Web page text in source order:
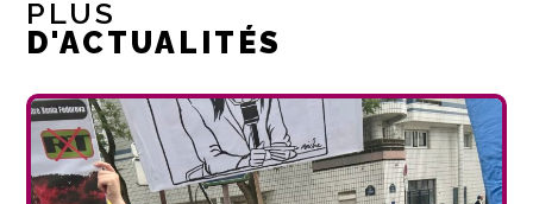
PLUS
D'ACTUALITÉS